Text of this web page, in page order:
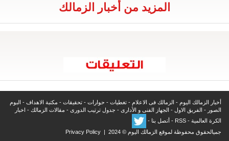
المزيد من أخبار الزمالك
أخبار الزمالك اليوم - الزمالك فى الاعلام - تغطيات - حوارات - تحقيقات - مكتبة الاهداف - البوم
الصور - الفريق الاول - الجهاز الفنى و الأدارى - جدول ترتيب الدورى - مقالات الزمالك - اخبار
الكرة العالمية -
RSS
- أتصل بنا -
جميالحقوق محفوظة لموقع الزمالك اليوم © 2024 |
Privacy Policy